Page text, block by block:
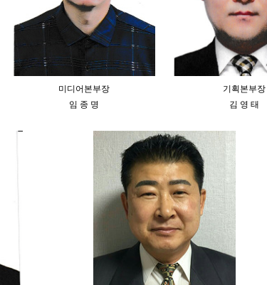
미디어본부장
기획본부장
임 종 명 김 영 태